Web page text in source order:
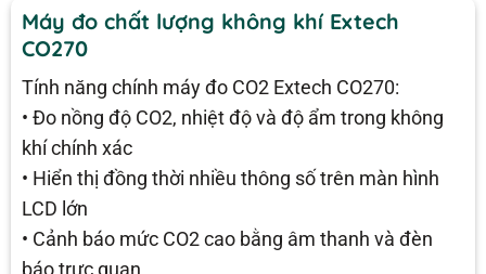
Máy đo chất lượng không khí Extech
CO270
Tính năng chính máy đo CO2 Extech CO270:
• Đo nồng độ CO2, nhiệt độ và độ ẩm trong không
khí chính xác
• Hiển thị đồng thời nhiều thông số trên màn hình
LCD lớn
• Cảnh báo mức CO2 cao bằng âm thanh và đèn
báo trực quan